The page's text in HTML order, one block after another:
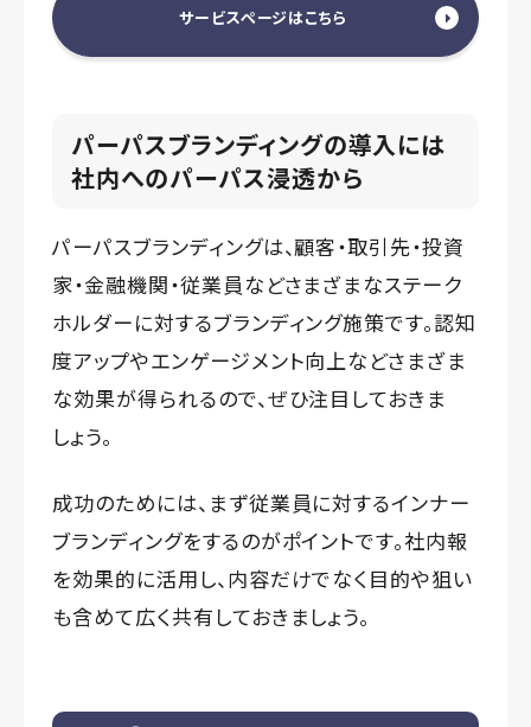
サービスページはこちら
パーパスブランディングの導入には
社内へのパーパス浸透から
パーパスブランディングは、顧客・取引先・投資
家・金融機関・従業員などさまざまなステーク
ホルダーに対するブランディング施策です。認知
度アップやエンゲージメント向上などさまざま
な効果が得られるので、ぜひ注目しておきま
しょう。
成功のためには、まず従業員に対するインナー
ブランディングをするのがポイントです。社内報
を効果的に活用し、内容だけでなく目的や狙い
も含めて広く共有しておきましょう。